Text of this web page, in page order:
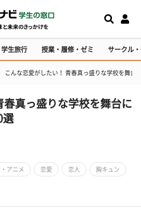
学生旅行 授業・履修・ゼミ サークル
こんな恋愛がしたい！ 青春真っ盛りな学校を舞台
春真っ盛りな学校を舞台に
選
アニメ 恋愛 恋人 胸キュン